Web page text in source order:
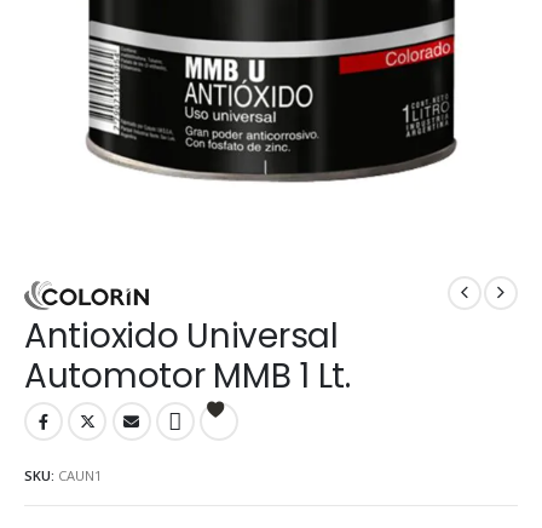
Antioxido Universal
Automotor MMB 1 Lt.
SKU: CAUN1